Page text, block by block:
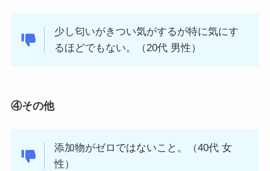
少し匂いがきつい気がするが特に気にす
るほどでもない。（20代 男性）
④その他
添加物がゼロではないこと。（40代 女
性）